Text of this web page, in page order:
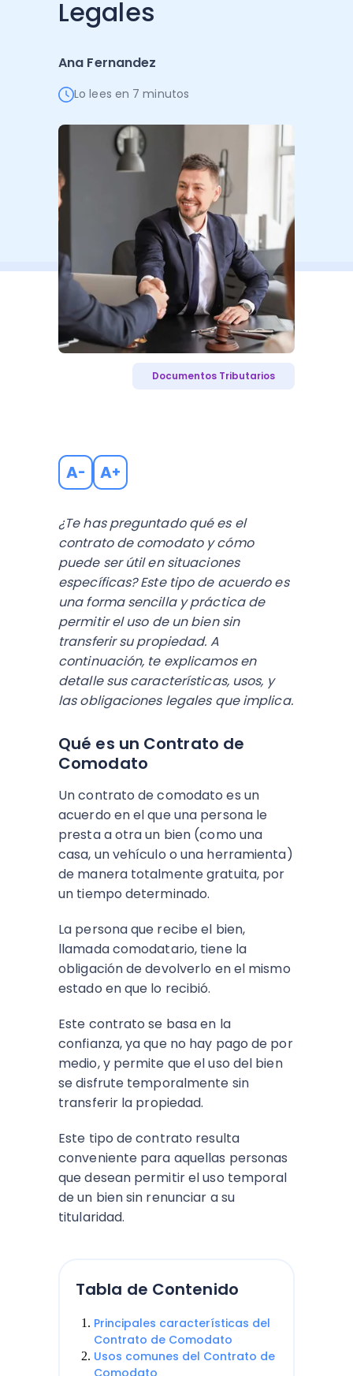
Administración Empresarial
Ver todo
Software Factura y Administración
Ver Todo
Legales
Ana Fernandez
Lo lees en 7 minutos
Documentos Tributarios
A- A+
¿Te has preguntado qué es el
contrato de comodato y cómo
puede ser útil en situaciones
específicas? Este tipo de acuerdo es
una forma sencilla y práctica de
permitir el uso de un bien sin
transferir su propiedad. A
continuación, te explicamos en
detalle sus características, usos, y
las obligaciones legales que implica.
Qué es un Contrato de
Comodato
Un contrato de comodato es un
acuerdo en el que una persona le
presta a otra un bien (como una
casa, un vehículo o una herramienta)
de manera totalmente gratuita, por
un tiempo determinado.
La persona que recibe el bien,
llamada comodatario, tiene la
obligación de devolverlo en el mismo
estado en que lo recibió.
Este contrato se basa en la
confianza, ya que no hay pago de por
medio, y permite que el uso del bien
se disfrute temporalmente sin
transferir la propiedad.
Este tipo de contrato resulta
conveniente para aquellas personas
que desean permitir el uso temporal
de un bien sin renunciar a su
titularidad.
Tabla de Contenido
Principales características del
Contrato de Comodato
Usos comunes del Contrato de
Comodato